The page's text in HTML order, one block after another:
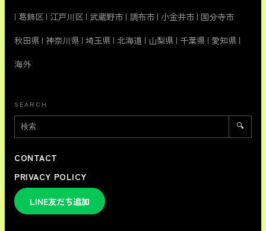
| 葛飾区 | 江戸川区 | 武蔵野市 | 調布市 | 小金井市 | 国分寺市
秋田県 | 神奈川県 | 埼玉県 | 北海道 | 山梨県 | 千葉県 | 愛知県 |
海外
SEARCH
🔍
CONTACT
PRIVACY POLICY
LINE友だち追加